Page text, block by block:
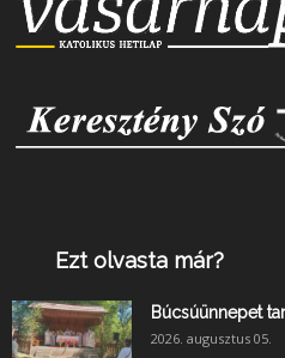
Ezt olvasta már?
Búcsúünnepet
2026. augusztus 05.